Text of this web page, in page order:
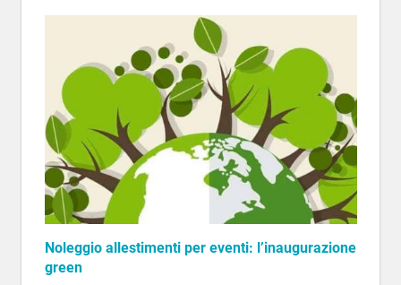
Noleggio allestimenti per eventi: l’inaugurazione
green